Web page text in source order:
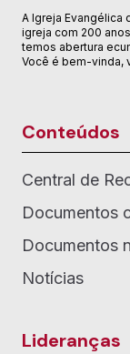
A Igreja Evangélica
igreja com 200
temos abertura
Você é bem-vinda,
Conteúdos
Central de
Documentos
Documentos
Notícias
Lideranças